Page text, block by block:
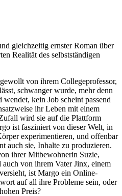
gleichzeitig ernster Roman über
Realität des selbstständigen
von ihrem Collegeprofessor,
schwanger wurde, mehr denn
kein Job scheint passend
ihr Leben mit einem
wird sie auf die Plattform
ist fasziniert von dieser Welt, in
experimentieren, und offenbar
auch sie, Inhalte zu produzieren.
ihrer Mitbewohnerin Suzie,
von ihrem Vater Jinx, einem
ist Margo ein Online-
auf all ihre Probleme sein, oder
Preis?